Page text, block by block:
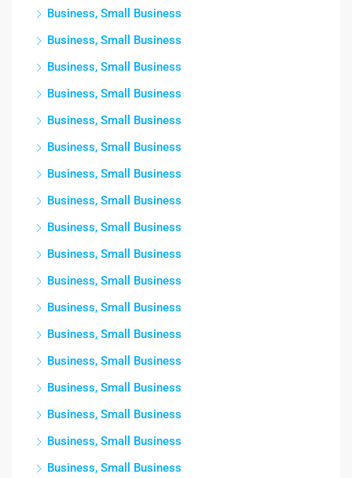
Business, Small Business
Business, Small Business
Business, Small Business
Business, Small Business
Business, Small Business
Business, Small Business
Business, Small Business
Business, Small Business
Business, Small Business
Business, Small Business
Business, Small Business
Business, Small Business
Business, Small Business
Business, Small Business
Business, Small Business
Business, Small Business
Business, Small Business
Business, Small Business